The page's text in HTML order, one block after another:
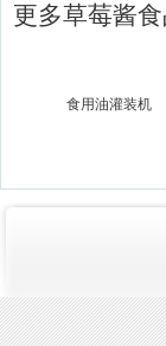
更多草莓酱
食用油灌装机